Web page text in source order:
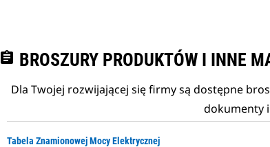
assignment BROSZURY PRODUKTÓW I INNE
Dla Twojej rozwijającej się firmy są dostępne
dokumenty
Tabela Znamionowej Mocy Elektrycznej